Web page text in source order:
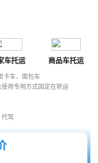
车托运 商品车托运
卡车、面包车
用专用方式固定在轿运
驾